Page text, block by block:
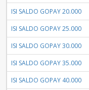
ISI SALDO GOPAY 20.000
ISI SALDO GOPAY 25.000
ISI SALDO GOPAY 30.000
ISI SALDO GOPAY 35.000
ISI SALDO GOPAY 40.000